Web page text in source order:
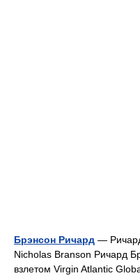
Брэнсон Ричард —
Nicholas Branson Ричард
взлетом Virgin Atlantic